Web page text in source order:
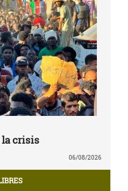
la crisis
06/08/2026